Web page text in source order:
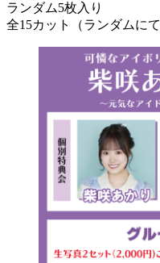
ランダム5枚入り
全15カット（ランダムに